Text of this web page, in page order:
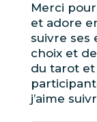
Merci
et adore
suivre ses
choix et
du tarot et
j’aime